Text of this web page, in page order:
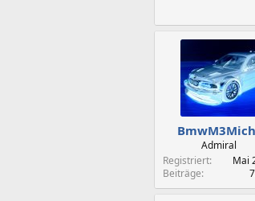
Admiral
Registriert
Mai
Beiträge